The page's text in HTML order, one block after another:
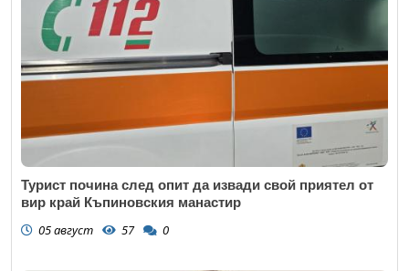
Турист почина след опит да извади свой приятел от
вир край Къпиновския манастир
05 август 57 0